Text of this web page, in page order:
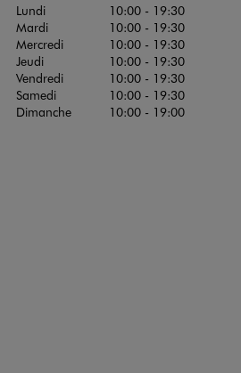
Lundi
10:00 - 19:30
Mardi
10:00 - 19:30
Mercredi
10:00 - 19:30
Jeudi
10:00 - 19:30
Vendredi
10:00 - 19:30
Samedi
10:00 - 19:30
Dimanche
10:00 - 19:00